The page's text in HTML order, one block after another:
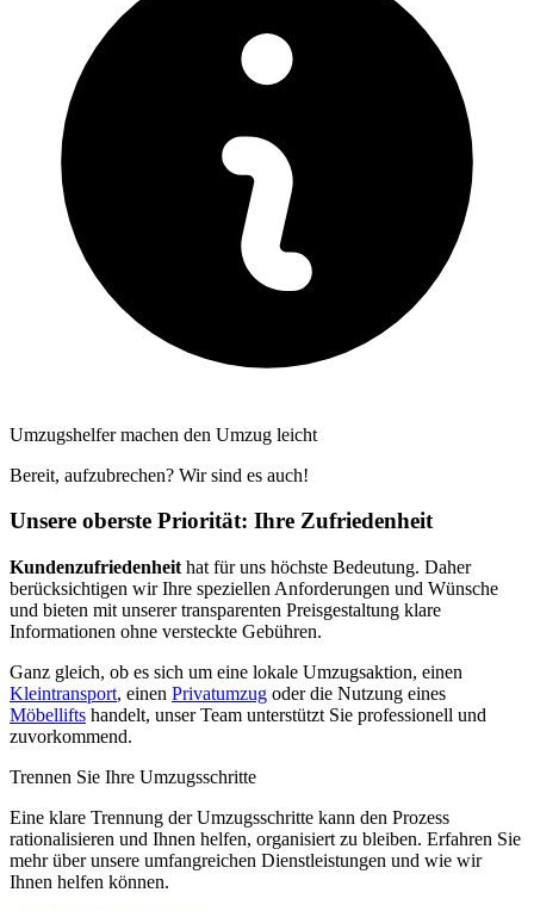
Umzugshelfer machen den Umzug leicht
Bereit, aufzubrechen? Wir sind es auch!
Unsere oberste Priorität: Ihre Zufriedenheit
Kundenzufriedenheit hat für uns höchste Bedeutung. Daher
berücksichtigen wir Ihre speziellen Anforderungen und Wünsche
und bieten mit unserer transparenten Preisgestaltung klare
Informationen ohne versteckte Gebühren.
Ganz gleich, ob es sich um eine lokale Umzugsaktion, einen
Kleintransport, einen Privatumzug oder die Nutzung eines
Möbellifts handelt, unser Team unterstützt Sie professionell und
zuvorkommend.
Trennen Sie Ihre Umzugsschritte
Eine klare Trennung der Umzugsschritte kann den Prozess
rationalisieren und Ihnen helfen, organisiert zu bleiben. Erfahren Sie
mehr über unsere umfangreichen Dienstleistungen und wie wir
Ihnen helfen können.